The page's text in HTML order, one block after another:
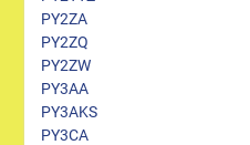
PY2ZA
PY2ZQ
PY2ZW
PY3AA
PY3AKS
PY3CA